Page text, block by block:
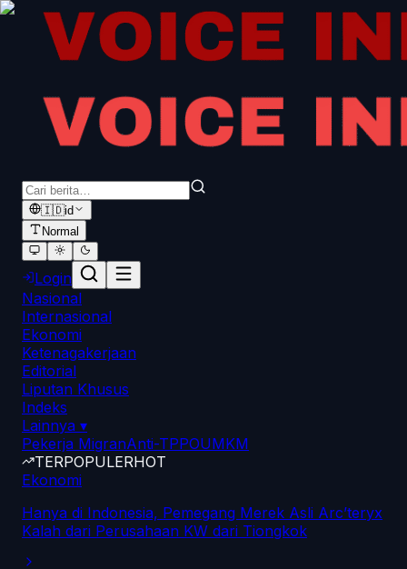
🇮🇩id
Normal
Login
Nasional
Internasional
Ekonomi
Ketenagakerjaan
Editorial
Liputan Khusus
Indeks
Lainnya ▾
Pekerja MigranAnti-TPPOUMKM
TERPOPULERHOT
Ekonomi
Hanya di Indonesia, Pemegang Merek Asli Arc’teryx
Kalah dari Perusahaan KW dari Tiongkok